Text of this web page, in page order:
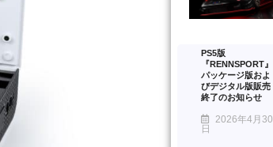
PS5版
『RENNSPORT』
パッケージ版およ
びデジタル版販売
終了のお知らせ
2026年4月30
日